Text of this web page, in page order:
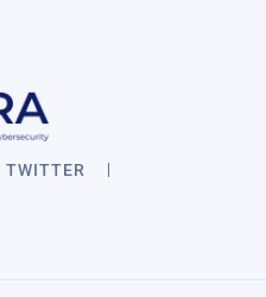
TWITTER